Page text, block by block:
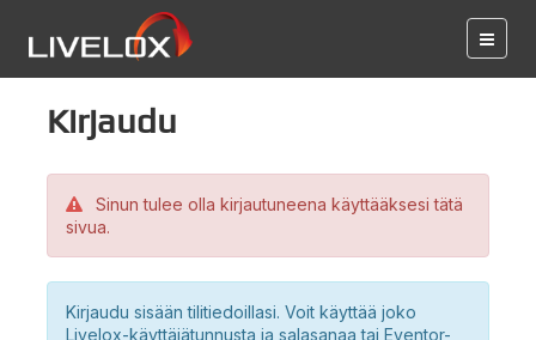
Kirjaudu
Sinun tulee olla kirjautuneena käyttääksesi tätä
sivua.
Kirjaudu sisään tilitiedoillasi. Voit käyttää joko
Livelox-käyttäjätunnusta ja salasanaa tai Eventor-